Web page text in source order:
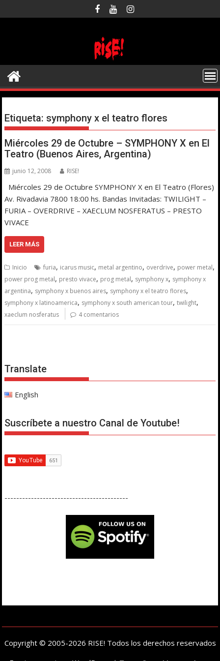
al
Etiqueta: symphony x el teatro flores
Miércoles 29 de Octubre – SYMPHONY X en El
Teatro (Buenos Aires, Argentina)
junio 12, 2008 RISE!
Miércoles 29 de Octubre SYMPHONY X en El Teatro (Flores)
Av. Rivadavia 7800 18:00 hs. Bandas Invitadas: TWILIGHT –
FURIA – OVERDRIVE – XAECLUM NOSFERATUS – PRESTO
VIVACE
LEER MÁS
Inicio furia, icarus music, metal argentino, overdrive, power metal,
power prog metal, presto vivace, prog metal, symphony x, symphony x
argentina, symphony x buenos aires, symphony x el teatro flores,
symphony x latinoamerica, symphony x south american tour,twilight,
xaeclum nosferatus 4 comentarios
Translate
English
Suscríbete a nuestro Canal de Youtube!
------------------------------------------
Copyright © 2005-2026 RISE! Todos los derechos reservados